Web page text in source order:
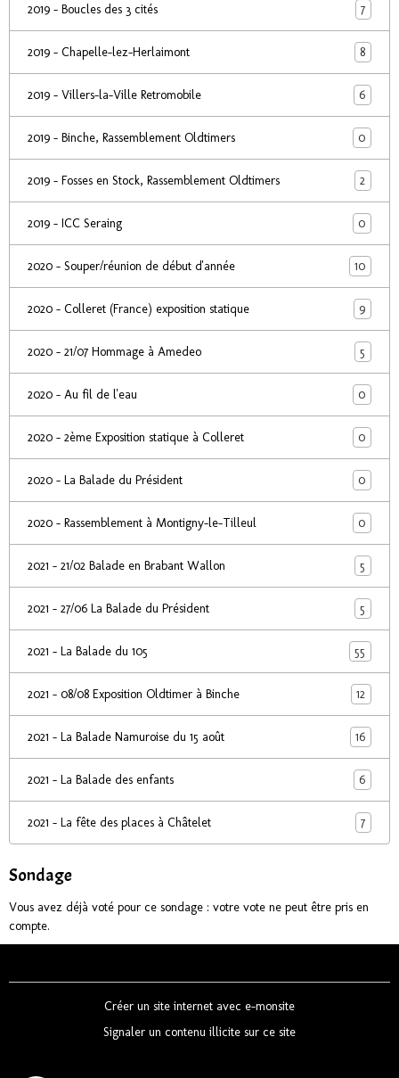
2019 - Boucles des 3 cités 7
2019 - Chapelle-lez-Herlaimont 8
2019 - Villers-la-Ville Retromobile 6
2019 - Binche, Rassemblement Oldtimers 0
2019 - Fosses en Stock, Rassemblement Oldtimers 2
2019 - ICC Seraing 0
2020 - Souper/réunion de début d'année 10
2020 - Colleret (France) exposition statique 9
2020 - 21/07 Hommage à Amedeo 5
2020 - Au fil de l'eau 0
2020 - 2ème Exposition statique à Colleret 0
2020 - La Balade du Président 0
2020 - Rassemblement à Montigny-le-Tilleul 0
2021 - 21/02 Balade en Brabant Wallon 5
2021 - 27/06 La Balade du Président 5
2021 - La Balade du 105 55
2021 - 08/08 Exposition Oldtimer à Binche 12
2021 - La Balade Namuroise du 15 août 16
2021 - La Balade des enfants 6
2021 - La fête des places à Châtelet 7
Sondage
Vous avez déjà voté pour ce sondage : votre vote ne peut être pris en
compte.
Créer un site internet avec e-monsite
Signaler un contenu illicite sur ce site